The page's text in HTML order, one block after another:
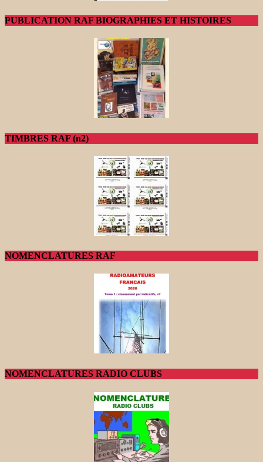
PUBLICATION RAF BIOGRAPHIES ET HISTOIRES
TIMBRES RAF (n2)
NOMENCLATURES RAF
NOMENCLATURES RADIO CLUBS